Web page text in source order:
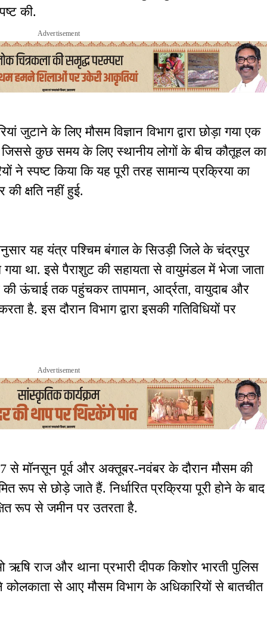
की.
Advertisement
जुटाने के लिए मौसम विज्ञान विभाग द्वारा छोड़ा गया एक
जिससे कुछ समय के लिए स्थानीय लोगों के बीच कौतूहल का
ने स्पष्ट किया कि यह पूरी तरह सामान्य प्रक्रिया का
क्षति नहीं हुई.
यह यंत्र पश्चिम बंगाल के सिउड़ी जिले के चंद्रपुर
गया था. इसे पैराशुट की सहायता से वायुमंडल में भेजा जाता
ऊंचाई तक पहुंचकर तापमान, आर्द्रता, वायुदाब और
इस दौरान विभाग द्वारा इसकी गतिविधियों पर
Advertisement
से मॉनसून पूर्व और अक्तूबर-नवंबर के दौरान मौसम की
रूप से छोड़े जाते हैं. निर्धारित प्रक्रिया पूरी होने के बाद
रूप से जमीन पर उतरता है.
राज और थाना प्रभारी दीपक किशोर भारती पुलिस
से आए मौसम विभाग के अधिकारियों से बातचीत